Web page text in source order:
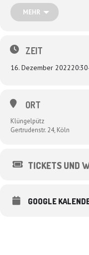
„Sensationell, urkomisch,
nachdenkliche Texte und
großartiger Stimme!“
MEHR
ZEIT
16. Dezember 202220:30
ORT
Klüngelpütz
Gertrudenstr. 24, Köln
TICKETS UND
GOOGLE